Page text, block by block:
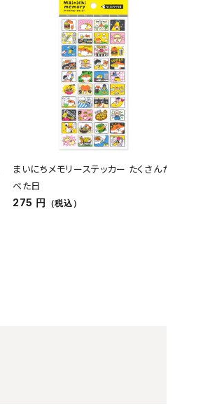
まいにちメモリーステッカー たくさんた
べた日
275 円 （税込）